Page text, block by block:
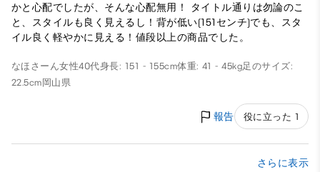
かと心配でしたが、そんな心配無用！ タイトル通りは勿論のこ
と、スタイルも良く見えるし！背が低い(151センチ)でも、スタ
イル良く軽やかに見える！値段以上の商品でした。
なほさーん女性40代身長: 151 - 155cm体重: 41 - 45kg足のサイズ:
22.5cm 岡山県
報告 役に立った 1
さらに表示